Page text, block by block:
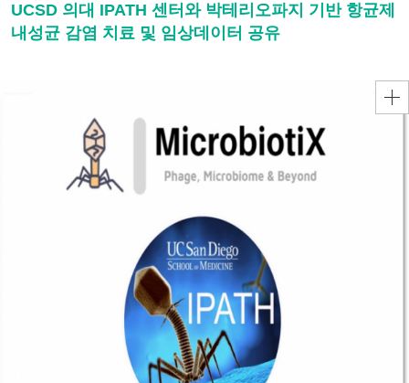
UCSD 의대 IPATH 센터와 박테리오파지 기반 항균제
내성균 감염 치료 및 임상데이터 공유